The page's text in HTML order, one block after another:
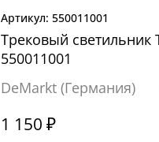
550011001
Трековый светильник
550011001
DeMarkt (Германия)
1 150 ₽